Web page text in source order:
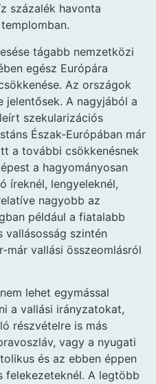
százalék havonta
tágabb nemzetközi
egész Európára
Az országok
A nagyjából a
szekularizációs
Észak-Európában már
a további csökkenésnek
a hagyományosan
íreknél, lengyeleknél,
nagyobb az
például a fiatalabb
vallásosság szintén
már vallási összeomlásról
lehet egymással
a vallási irányzatokat,
részvételre is más
vagy a nyugati
és az ebben éppen
felekezeteknél. A legtöbb